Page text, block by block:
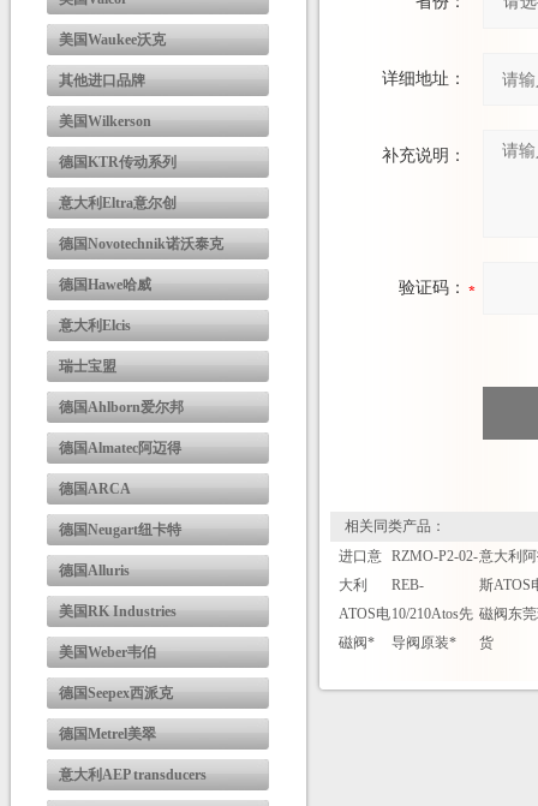
美国Waukee沃克
其他进口品牌
美国Wilkerson
德国KTR传动系列
意大利Eltra意尔创
德国Novotechnik诺沃泰克
德国Hawe哈威
意大利Elcis
瑞士宝盟
德国Ahlborn爱尔邦
德国Almatec阿迈得
德国ARCA
德国Neugart纽卡特
德国Alluris
美国RK Industries
美国Weber韦伯
德国Seepex西派克
德国Metrel美翠
意大利AEP transducers
详细地址：
补充说明：
验证码：
相关同类产品：
进口意
大利
ATOS电
磁阀*
RZMO-P2-02-
REB-
10/210Atos先
导阀原装*
意大利
斯ATOS
磁阀东
货